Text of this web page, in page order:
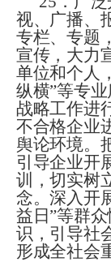
视、广播、
专栏、专题
宣传， 大力
单位和个人
纵横”等专
战略工作进
不合格企业
舆论环境。
引导企业开
训
，切实树
念。深入开
益日”等群
识，引导社
形成全社会